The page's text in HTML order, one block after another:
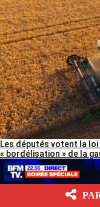
Les députés votent la loi
« bordélisation » de la